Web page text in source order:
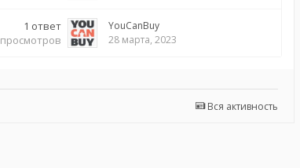
1 ответ
просмотров
YouCanBuy
28 марта, 2023
Вся активность